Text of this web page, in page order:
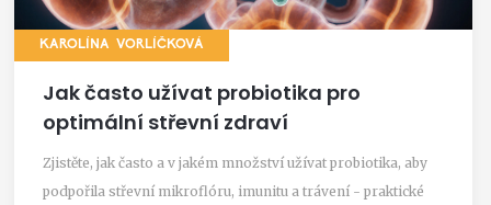
KAROLÍNA VORLÍČKOVÁ
Jak často užívat probiotika pro
optimální střevní zdraví
Zjistěte, jak často a v jakém množství užívat probiotika, aby
podpořila střevní mikroflóru, imunitu a trávení - praktické